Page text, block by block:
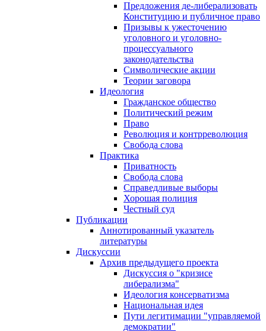
Предложения де-либерализовать
Конституцию и публичное право
Призывы к ужесточению
уголовного и уголовно-
процессуального
законодательства
Символические акции
Теории заговора
Идеология
Гражданское общество
Политический режим
Право
Революция и контрреволюция
Свобода слова
Практика
Приватность
Свобода слова
Справедливые выборы
Хорошая полиция
Честный суд
Публикации
Аннотированный указатель
литературы
Дискуссии
Архив предыдущего проекта
Дискуссия о "кризисе
либерализма"
Идеология консерватизма
Национальная идея
Пути легитимации "управляемой
демократии"